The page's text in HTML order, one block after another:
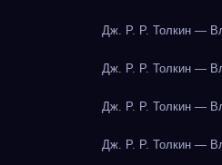
Дж. Р. Р. Толкин —
Дж. Р. Р. Толкин —
Дж. Р. Р. Толкин —
Дж. Р. Р. Толкин —